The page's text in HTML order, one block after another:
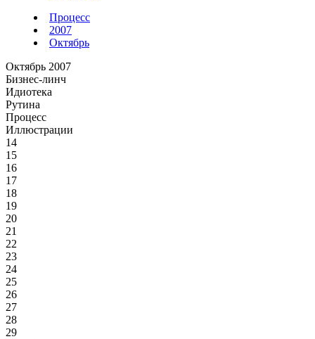
Процесс
2007
Октябрь
Октябрь 2007
Бизнес-линч
Идиотека
Рутина
Процесс
Иллюстрации
14
15
16
17
18
19
20
21
22
23
24
25
26
27
28
29